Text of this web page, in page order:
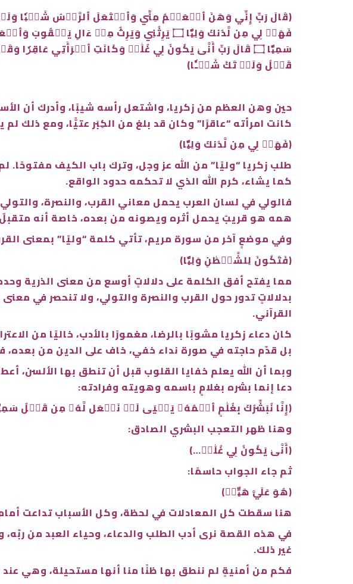
قَبۡلُ وَلَمۡ تَكُ شَيۡـٔٗا﴾
حين وهن العظم من زكريا، واشتعل رأسه شيبًا، وأدرك أن
كانت امرأته “عاقرًا” وكان قد بلغ من الكِبَر عتيًّا، ومع ذلك
﴿فَهَبۡ لِي مِن لَّدُنكَ وَلِيّٗا﴾
طلب زكريا “وليًا” من الله عز وجل، وترك باب الكيف
كما يشاء، كرم الله الذي لا تحكمه حدود الواقع.
فالولي في لسان العرب يحمل معاني القرب، والنصرة،
همه هو قريبٌ يحمل أثره ويصونه من بعده، خاصة أنه متقبلٌ
وفي موضعٍ آخر من سورة مريم، تأتي كلمة “وليًا” بمعنى
﴿فَتَكُونَ لِلشَّيۡطَٰنِ وَلِيّٗا﴾
مما يفتح أفق الكلمة على دلالاتٍ أوسع من معنى الذرية
بدلالاتٍ تدور حول القرب والنصرة والتولي، ولا تنحصر في
القرآني.
كان دعاء زكريا مشوبًا بالرضا، مغمورًا بالأدب، خاليًا من
بل قدّم حاجته في صورة نداء خفي، خاف على الدين من
وبما أن الله يعلم خفايا القلوب قبل أن تنطق بها الألسن،
دعا إنما بشره بغلامٍ باسمه وهويته وفرادته:
﴿إِنَّا نُبَشِّرُكَ بِغُلَٰمٍ ٱسۡمُهُۥ يَحۡيَىٰ لَمۡ نَجۡعَل لَّهُۥ مِن قَبۡلُ
وهنا ظهر التعجب البشري الصادق:
﴿أَنَّىٰ يَكُونُ لِي غُلَٰمٞ…﴾
ثم جاء الجواب حاسمًا:
﴿هُوَ عَلَيَّ هَيِّنٞ﴾
هنا سقطت كل المعادلات في لحظة، وكل الأسباب تداعت أمام
في هذه القصة نرى أدب الطلب والدعاء، وحياء العبد من ربّه،
غير ذلك.
فكم من أمنيةٍ لم ننطق بها ظنًا منا أنها مستحيلة، وهي عند